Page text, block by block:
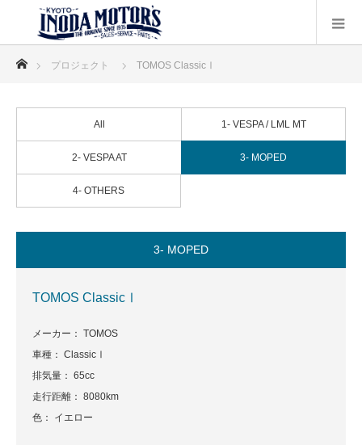
プロジェクト TOMOS ClassicⅠ
All 1- VESPA / LML MT
2- VESPA AT 3- MOPED
4- OTHERS
3- MOPED
TOMOS ClassicⅠ
メーカー： TOMOS
車種： ClassicⅠ
排気量： 65cc
走行距離： 8080km
色： イエロー